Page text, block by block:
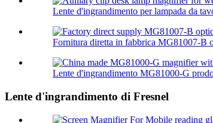
Lente d'ingrandimento per lampada da
Fornitura diretta in fabbrica MG81007-B
Lente d'ingrandimento MG81000-G
Lente d'ingrandimento di Fresnel